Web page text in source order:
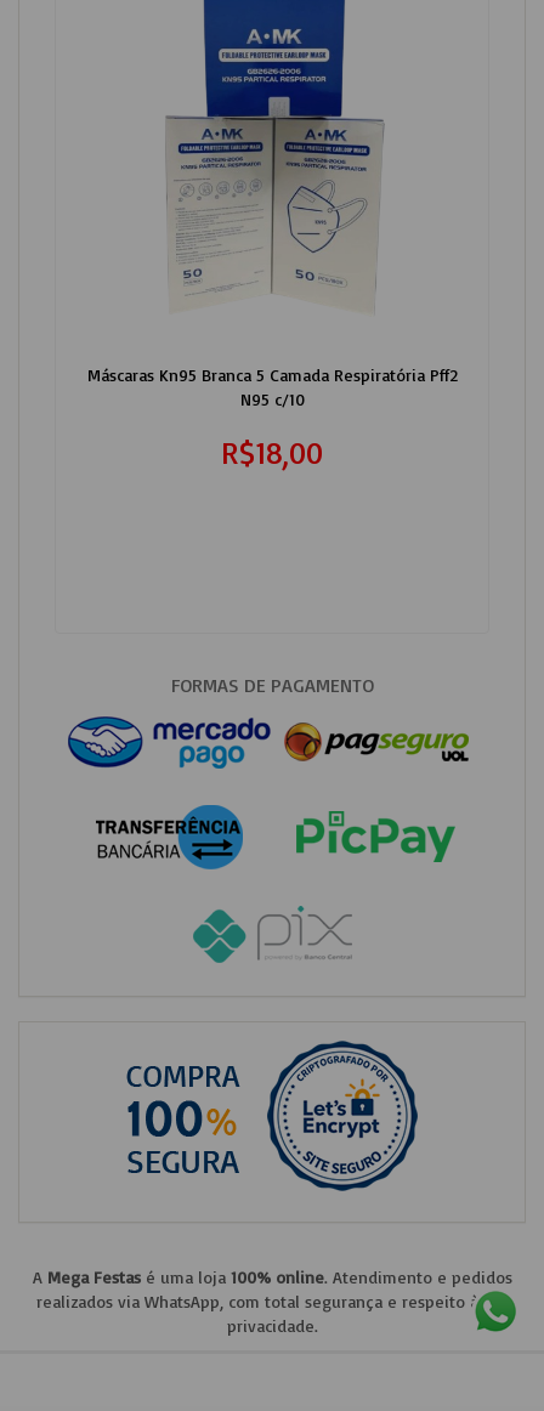
Máscaras Kn95 Branca 5 Camada Respiratória Pff2
N95 c/10
R$18,00
FORMAS DE PAGAMENTO
A Mega Festasé uma loja 100% online. Atendimento e pedidos
realizados via WhatsApp, com total segurança e respeito à sua
privacidade.